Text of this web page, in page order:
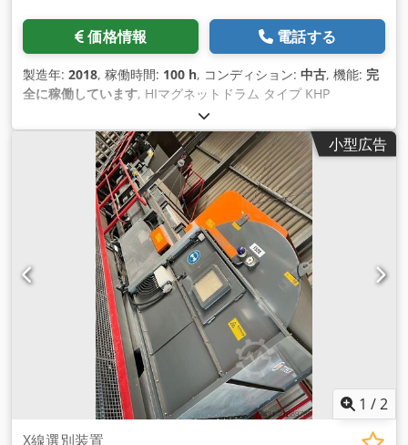
価格情報 電話する
製造年: 2018, 稼働時間: 100 h, コンディション: 中古, 機能: 完
全に稼働しています, HIマグネットドラム タイプ KHP
500x1500 9 Cjdpfslhqbrox Agnorf 動作電圧 3x400 V 周波数
50 Hz 定格電流 18.70 A 動作速度 30 - 90 rpm 最大音圧レベル
50 dB 機械重量 850 kg 所在地 オーストリア 即納可能小型広告
1 /2
X線選別装置